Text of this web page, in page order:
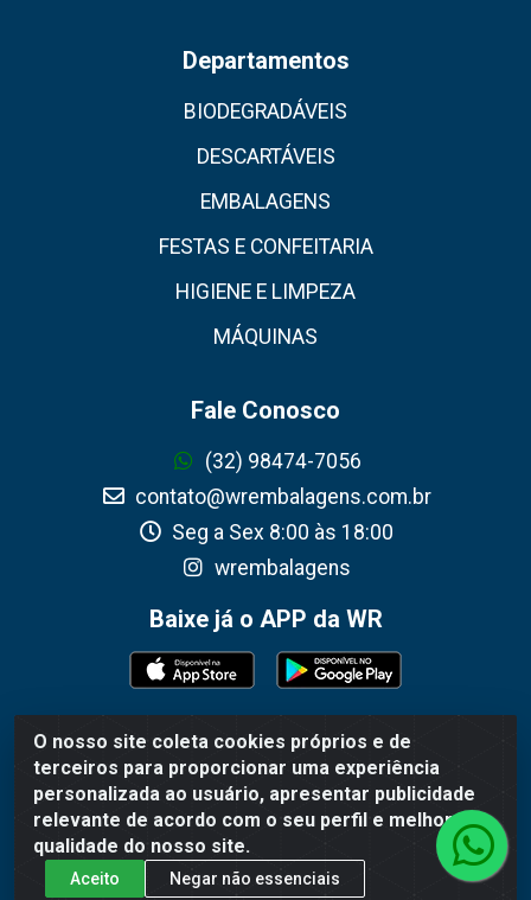
O nosso site coleta cookies próprios e de
terceiros para proporcionar uma experiência
personalizada ao usuário, apresentar publicidade
relevante de acordo com o seu perfil e melhorar a
qualidade do nosso site.
Aceito Negar não essenciais
Departamentos
BIODEGRADÁVEIS
DESCARTÁVEIS
EMBALAGENS
FESTAS E CONFEITARIA
HIGIENE E LIMPEZA
MÁQUINAS
Fale Conosco
(32) 98474-7056
contato@wrembalagens.com.br
Seg a Sex 8:00 às 18:00
wrembalagens
Baixe já o APP da WR
WR Embalagens - R. Cel. Teodoro Gomes de Araújo, 1360 -
Grogotó - Barbacena / MG - CEP 36202-628 - CNPJ
02.692.206/0001-55